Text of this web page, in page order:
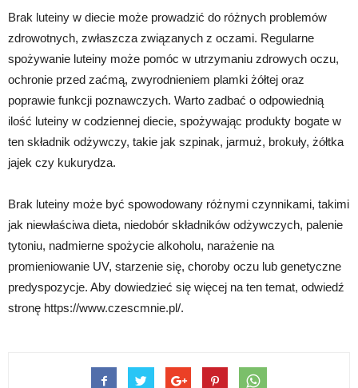
Brak luteiny w diecie może prowadzić do różnych problemów
zdrowotnych, zwłaszcza związanych z oczami. Regularne
spożywanie luteiny może pomóc w utrzymaniu zdrowych oczu,
ochronie przed zaćmą, zwyrodnieniem plamki żółtej oraz
poprawie funkcji poznawczych. Warto zadbać o odpowiednią
ilość luteiny w codziennej diecie, spożywając produkty bogate w
ten składnik odżywczy, takie jak szpinak, jarmuż, brokuły, żółtka
jajek czy kukurydza.
Brak luteiny może być spowodowany różnymi czynnikami, takimi
jak niewłaściwa dieta, niedobór składników odżywczych, palenie
tytoniu, nadmierne spożycie alkoholu, narażenie na
promieniowanie UV, starzenie się, choroby oczu lub genetyczne
predyspozycje. Aby dowiedzieć się więcej na ten temat, odwiedź
stronę https://www.czescmnie.pl/.